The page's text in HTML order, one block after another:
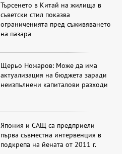
Търсенето в Китай на жилища в
съветски стил показва
ограниченията пред съживяването
на пазара
Щерьо Ножаров: Може да има
актуализация на бюджета заради
неизпълнени капиталови разходи
Япония и САЩ са предприели
първа съвместна интервенция в
подкрепа на йената от 2011 г.